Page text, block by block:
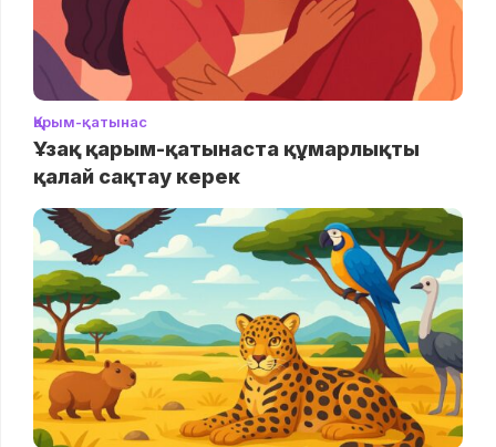
Қарым-қатынас
Ұзақ қарым-қатынаста құмарлықты
қалай сақтау керек